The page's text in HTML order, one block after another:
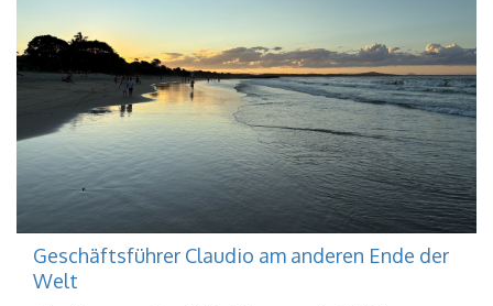
Geschäftsführer Claudio am anderen Ende der
Welt